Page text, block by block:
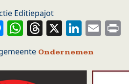
Editiepajot
Messenger
WhatsApp
Threads
X
Ondernemen